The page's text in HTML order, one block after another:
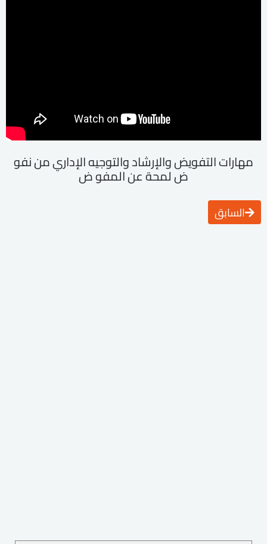
مهارات التفويض والإرشاد والتوجيه الإداري من نفو
ض لمحة عن المفو ض
السابق